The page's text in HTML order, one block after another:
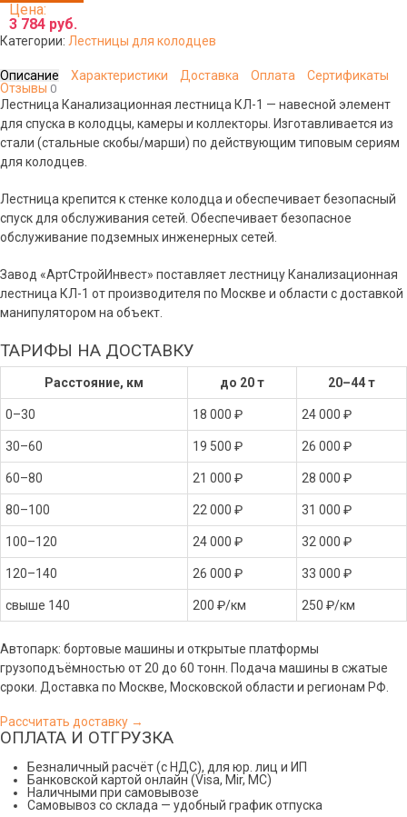
Цена:
3 784 руб.
Категории: Лестницы для колодцев
Описание Характеристики Доставка Оплата
Сертификаты
Отзывы 0
Лестница Канализационная лестница КЛ-1 — навесной элемент
для спуска в колодцы, камеры и коллекторы. Изготавливается из
стали (стальные скобы/марши) по действующим типовым сериям
для колодцев.
Лестница крепится к стенке колодца и обеспечивает безопасный
спуск для обслуживания сетей. Обеспечивает безопасное
обслуживание подземных инженерных сетей.
Завод «АртСтройИнвест» поставляет лестницу Канализационная
лестница КЛ-1 от производителя по Москве и области с доставкой
манипулятором на объект.
ТАРИФЫ НА ДОСТАВКУ
Расстояние, км до 20 т 20–44 т
0–30 18 000 ₽ 24 000 ₽
30–60 19 500 ₽ 26 000 ₽
60–80 21 000 ₽ 28 000 ₽
80–100 22 000 ₽ 31 000 ₽
100–120 24 000 ₽ 32 000 ₽
120–140 26 000 ₽ 33 000 ₽
свыше 140 200 ₽/км 250 ₽/км
Автопарк: бортовые машины и открытые платформы
грузоподъёмностью от 20 до 60 тонн. Подача машины в сжатые
сроки. Доставка по Москве, Московской области и регионам РФ.
Рассчитать доставку →
ОПЛАТА И ОТГРУЗКА
Безналичный расчёт (с НДС), для юр. лиц и ИП
Банковской картой онлайн (Visa, Mir, МС)
Наличными при самовывозе
Самовывоз со склада — удобный график отпуска